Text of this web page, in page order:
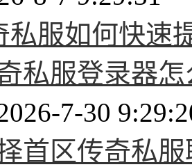
私服如何快速
私服登录器
7-30
首区传奇私